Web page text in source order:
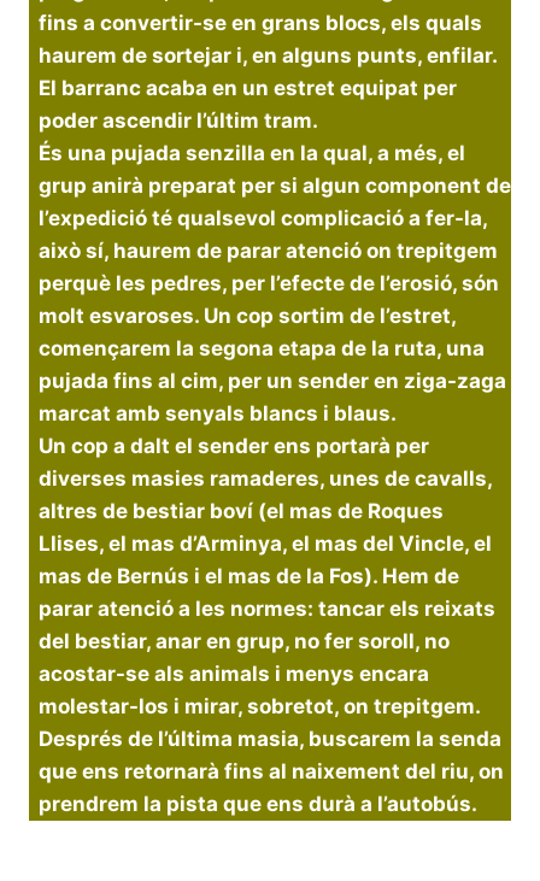
fins a convertir-se en grans blocs, els quals
haurem de sortejar i, en alguns punts, enfilar.
El barranc acaba en un estret equipat per
poder ascendir l’últim tram.
És una pujada senzilla en la qual, a més, el
grup anirà preparat per si algun component de
l’expedició té qualsevol complicació a fer-la,
això sí, haurem de parar atenció on trepitgem
perquè les pedres, per l’efecte de l’erosió, són
molt esvaroses. Un cop sortim de l’estret,
començarem la segona etapa de la ruta, una
pujada fins al cim, per un sender en ziga-zaga
marcat amb senyals blancs i blaus.
Un cop a dalt el sender ens portarà per
diverses masies ramaderes, unes de cavalls,
altres de bestiar boví (el mas de Roques
Llises, el mas d’Arminya, el mas del Vincle, el
mas de Bernús i el mas de la Fos). Hem de
parar atenció a les normes: tancar els reixats
del bestiar, anar en grup, no fer soroll, no
acostar-se als animals i menys encara
molestar-los i mirar, sobretot, on trepitgem.
Després de l’última masia, buscarem la senda
que ens retornarà fins al naixement del riu, on
prendrem la pista que ens durà a l’autobús.